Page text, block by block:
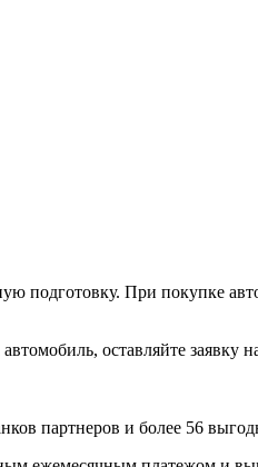
При покупке авто
оставляйте заявку
партнеров и более 56